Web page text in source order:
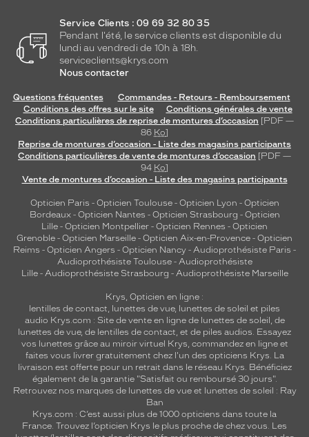
Service Clients : 09 69 32 80 35
Pendant l'été, le service clients est disponible du
lundi au vendredi de 10h à 18h.
serviceclients@krys.com
Nous contacter
Questions fréquentes
Commandes - Retours - Remboursement
Conditions des offres sur le site
Conditions générales de vente
Conditions particulières de reprise de montures d’occasion [PDF —
86 Ko]
Reprise de montures d’occasion - Liste des magasins participants
Conditions particulières de vente de montures d’occasion [PDF —
94 Ko]
Vente de montures d’occasion - Liste des magasins participants
Opticien Paris - Opticien Toulouse- Opticien Lyon - Opticien
Bordeaux- Opticien Nantes - Opticien Strasbourg - Opticien
Lille - Opticien Montpellier - Opticien Rennes - Opticien
Grenoble - Opticien Marseille - Opticien Aix-en-Provence - Opticien
Reims - Opticien Angers - Opticien Nancy - Audioprothésiste Paris -
Audioprothésiste Toulouse- Audioprothésiste
Lille- Audioprothésiste Strasbourg - Audioprothésiste Marseille
Krys, Opticien en ligne :
lentilles de contact, lunettes de vue, lunettes de soleil et piles
audio Krys.com : Site de vente en ligne de lunettes de soleil, de
lunettes de vue, de lentilles de contact, et de piles audios. Essayez
vos lunettes grâce au miroir virtuel Krys, commandez en ligne et
faites vous livrer gratuitement chez l'un des opticiens Krys. La
livraison est offerte pour un retrait dans le réseau Krys. Bénéficiez
également de la garantie "Satisfait ou remboursé 30 jours".
Retrouvez nos marques de lunettes de vue et lunettes de soleil : Ray
Ban
Krys.com : C’est aussi plus de 1000 opticiens dans toute la
France. Trouvez l’opticien Krys le plus proche de chez vous. Les